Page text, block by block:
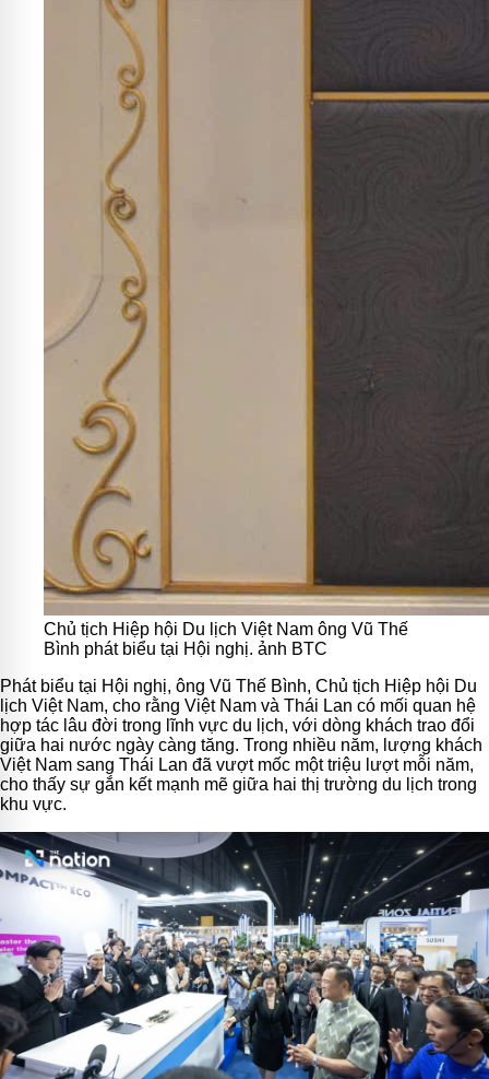
Chủ tịch Hiệp hội Du lịch Việt Nam ông Vũ Thế
Bình phát biểu tại Hội nghị. ảnh BTC
Phát biểu tại Hội nghị, ông Vũ Thế Bình, Chủ tịch Hiệp hội Du
lịch Việt Nam, cho rằng Việt Nam và Thái Lan có mối quan hệ
hợp tác lâu đời trong lĩnh vực du lịch, với dòng khách trao đổi
giữa hai nước ngày càng tăng. Trong nhiều năm, lượng khách
Việt Nam sang Thái Lan đã vượt mốc một triệu lượt mỗi năm,
cho thấy sự gắn kết mạnh mẽ giữa hai thị trường du lịch trong
khu vực.